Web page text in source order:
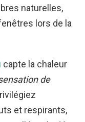
naturelles,
lors de la
capte la chaleur
de
et respirants,